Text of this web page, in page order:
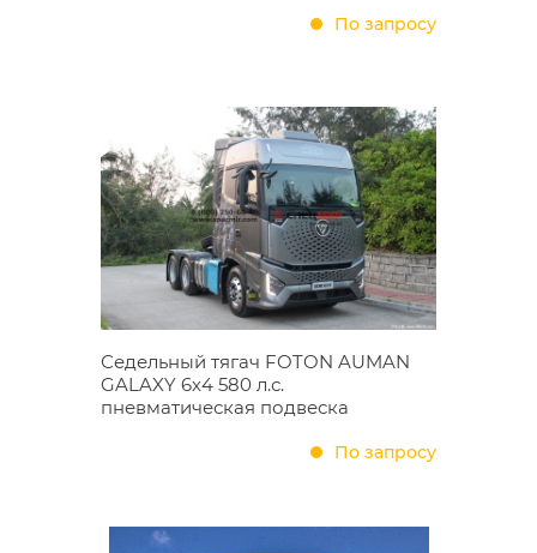
По запросу
Седельный тягач FOTON AUMAN
GALAXY 6х4 580 л.с.
пневматическая подвеска
По запросу